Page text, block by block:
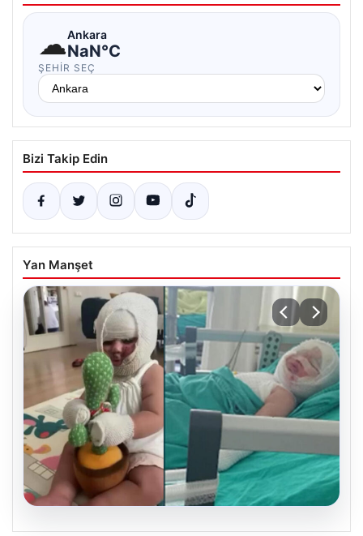
☁Ankara
NaN°C
ŞEHIR SEÇ
Bizi Takip Edin
Yan Manşet
05.08.2026